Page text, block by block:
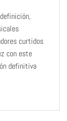
curtidos
con este
definitiva